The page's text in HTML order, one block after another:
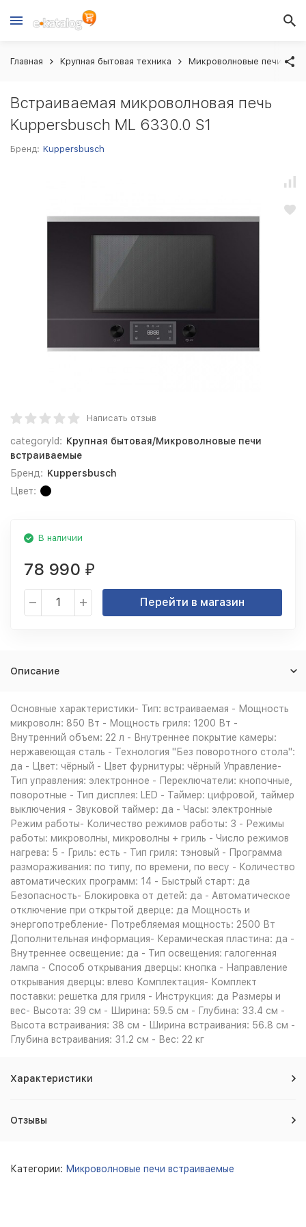
Главная Крупная бытовая техника Микроволновые печи
Встраиваемая микроволновая печь
Kuppersbusch ML 6330.0 S1
Бренд: Kuppersbusch
Написать отзыв
categoryId: Крупная бытовая/Микроволновые печи
встраиваемые
Бренд: Kuppersbusch
Цвет:
В наличии
78 990 ₽
Перейти в магазин
Описание
Основные характеристики- Тип: встраиваемая - Мощность
микроволн: 850 Вт - Мощность гриля: 1200 Вт -
Внутренний объем: 22 л - Внутреннее покрытие камеры:
нержавеющая сталь - Технология "Без поворотного стола":
да - Цвет: чёрный - Цвет фурнитуры: чёрный Управление-
Тип управления: электронное - Переключатели: кнопочные,
поворотные - Тип дисплея: LED - Таймер: цифровой, таймер
выключения - Звуковой таймер: да - Часы: электронные
Режим работы- Количество режимов работы: 3 - Режимы
работы: микроволны, микроволны + гриль - Число режимов
нагрева: 5 - Гриль: есть - Тип гриля: тэновый - Программа
размораживания: по типу, по времени, по весу - Количество
автоматических программ: 14 - Быстрый старт: да
Безопасность- Блокировка от детей: да - Автоматическое
отключение при открытой дверце: да Мощность и
энергопотребление- Потребляемая мощность: 2500 Вт
Дополнительная информация- Керамическая пластина: да -
Внутреннее освещение: да - Тип освещения: галогенная
лампа - Способ открывания дверцы: кнопка - Направление
открывания дверцы: влево Комплектация- Комплект
поставки: решетка для гриля - Инструкция: да Размеры и
вес- Высота: 39 см - Ширина: 59.5 см - Глубина: 33.4 см -
Высота встраивания: 38 см - Ширина встраивания: 56.8 см -
Глубина встраивания: 31.2 см - Вес: 22 кг
Характеристики
Отзывы
Категории: Микроволновые печи встраиваемые